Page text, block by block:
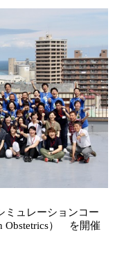
ミュレーションコー
Obstetrics） を開催